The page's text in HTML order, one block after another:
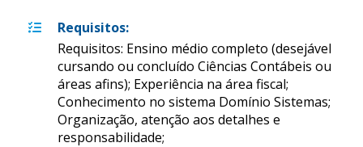
Requisitos:
Requisitos: Ensino médio completo (desejável
cursando ou concluído Ciências Contábeis ou
áreas afins); Experiência na área fiscal;
Conhecimento no sistema Domínio Sistemas;
Organização, atenção aos detalhes e
responsabilidade;